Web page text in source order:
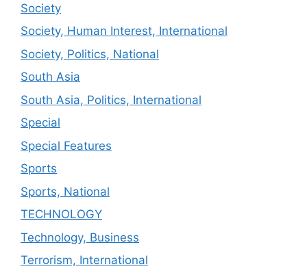
Society
Society, Human Interest, International
Society, Politics, National
South Asia
South Asia, Politics, International
Special
Special Features
Sports
Sports, National
TECHNOLOGY
Technology, Business
Terrorism, International